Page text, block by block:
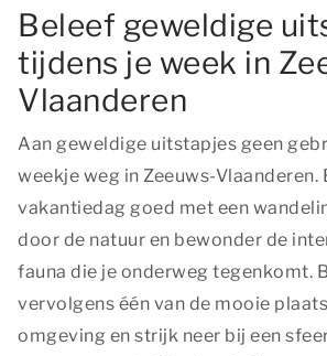
Beleef geweldige
tijdens je week in
Vlaanderen
Aan geweldige uitstapjes geen
weekje weg in Zeeuws-Vlaanderen.
vakantiedag goed met een
door de natuur en bewonder de
fauna die je onderweg tegenkomt.
vervolgens één van de mooie
omgeving en strijk neer bij een